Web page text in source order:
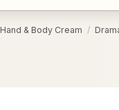
Hand & Body Cream